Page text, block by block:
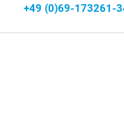
+49 (0)69-173261-